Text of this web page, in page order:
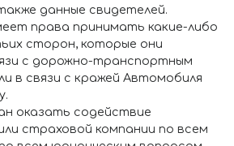
данные свидетелей.
права принимать какие-либо
сторон, которые они
с дорожно-транспортным
в связи с кражей Автомобиля
оказать содействие
страховой компании по всем